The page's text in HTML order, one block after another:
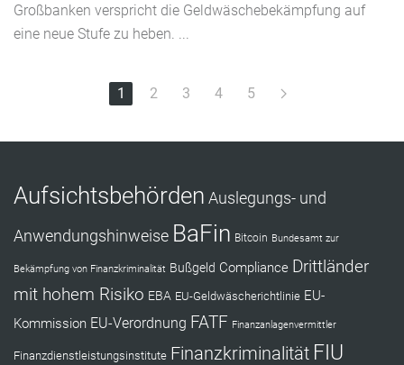
Großbanken verspricht die Geldwäschebekämpfung auf
eine neue Stufe zu heben. ...
1 2 3 4 5
Aufsichtsbehörden Auslegungs- und
Anwendungshinweise BaFin Bitcoin Bundesamt zur
Bekämpfung von Finanzkriminalität Bußgeld Compliance Drittländer
mit hohem Risiko EBA EU-Geldwäscherichtlinie EU-
Kommission EU-Verordnung FATF Finanzanlagenvermittler
Finanzdienstleistungsinstitute Finanzkriminalität FIU